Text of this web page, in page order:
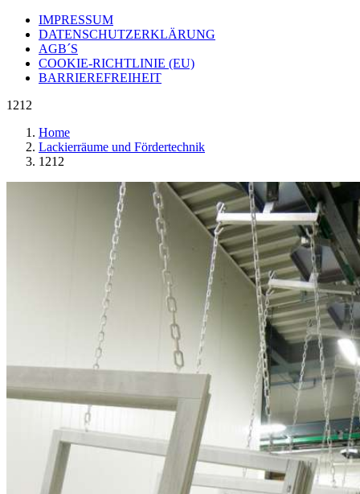
IMPRESSUM
DATENSCHUTZERKLÄRUNG
AGB´S
COOKIE-RICHTLINIE (EU)
BARRIEREFREIHEIT
1212
Home
Lackierräume und Fördertechnik
1212